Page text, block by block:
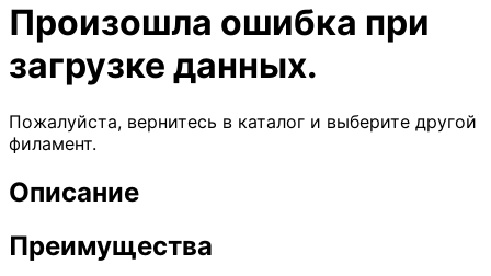
Произошла ошибка при
загрузке данных.
Пожалуйста, вернитесь в каталог и выберите другой
филамент.
Описание
Преимущества